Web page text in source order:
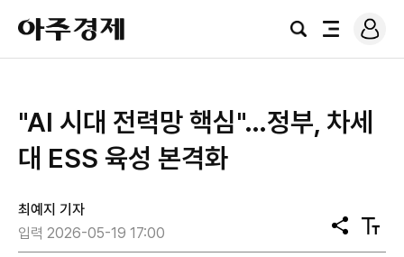
아
주
경
검
전
로
그
"AI 시대 전력망 핵심"…정부, 차세
대 ESS 육성 본격화
최예지 기자
입력 2026-05-19 17:00
공
유
텍
스